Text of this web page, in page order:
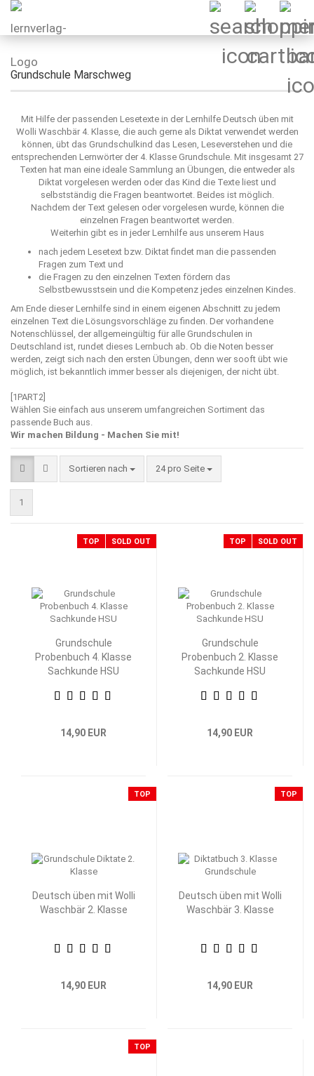
Grundschule Marschweg
Mit Hilfe der passenden Lesetexte in der Lernhilfe Deutsch üben mit
Wolli Waschbär 4. Klasse, die auch gerne als Diktat verwendet werden
können, übt das Grundschulkind das Lesen, Leseverstehen und die
entsprechenden Lernwörter der 4. Klasse Grundschule. Mit insgesamt 27
Texten hat man eine ideale Sammlung an Übungen, die entweder als
Diktat vorgelesen werden oder das Kind die Texte liest und
selbstständig die Fragen beantwortet. Beides ist möglich.
Nachdem der Text gelesen oder vorgelesen wurde, können die
einzelnen Fragen beantwortet werden.
Weiterhin gibt es in jeder Lernhilfe aus unserem Haus
nach jedem Lesetext bzw. Diktat findet man die passenden
Fragen zum Text und
die Fragen zu den einzelnen Texten fördern das
Selbstbewusstsein und die Kompetenz jedes einzelnen Kindes.
Am Ende dieser Lernhilfe sind in einem eigenen Abschnitt zu jedem
einzelnen Text die Lösungsvorschläge zu finden. Der vorhandene
Notenschlüssel, der allgemeingültig für alle Grundschulen in
Deutschland ist, rundet dieses Lernbuch ab. Ob die Noten besser
werden, zeigt sich nach den ersten Übungen, denn wer sooft übt wie
möglich, ist bekanntlich immer besser als diejenigen, der nicht übt.
[1PART2]
Wählen Sie einfach aus unserem umfangreichen Sortiment das
passende Buch aus.
Wir machen Bildung - Machen Sie mit!
Sortieren nach
Sortieren nach 24 pro Seite
pro Seite
1
TOP SOLD OUT
Grundschule
Probenbuch 4. Klasse
Sachkunde HSU
14,90 EUR
TOP SOLD OUT
Grundschule
Probenbuch 2. Klasse
Sachkunde HSU
14,90 EUR
TOP
Deutsch üben mit Wolli
Waschbär 2. Klasse
14,90 EUR
TOP
Deutsch üben mit Wolli
Waschbär 3. Klasse
14,90 EUR
TOP